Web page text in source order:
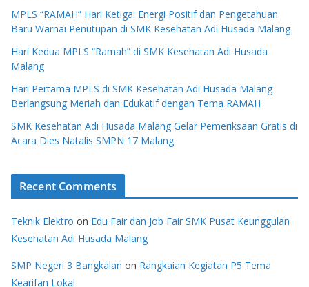
MPLS “RAMAH” Hari Ketiga: Energi Positif dan Pengetahuan
Baru Warnai Penutupan di SMK Kesehatan Adi Husada Malang
Hari Kedua MPLS “Ramah” di SMK Kesehatan Adi Husada
Malang
Hari Pertama MPLS di SMK Kesehatan Adi Husada Malang
Berlangsung Meriah dan Edukatif dengan Tema RAMAH
SMK Kesehatan Adi Husada Malang Gelar Pemeriksaan Gratis di
Acara Dies Natalis SMPN 17 Malang
Recent Comments
Teknik Elektro on Edu Fair dan Job Fair SMK Pusat Keunggulan
Kesehatan Adi Husada Malang
SMP Negeri 3 Bangkalan on Rangkaian Kegiatan P5 Tema
Kearifan Lokal